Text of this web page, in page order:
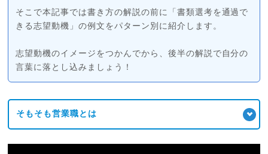
そこで本記事では書き方の解説の前に「書類選考を通過で
きる志望動機」の例文をパターン別に紹介します。
志望動機のイメージをつかんでから、後半の解説で自分の
言葉に落とし込みましょう！
そもそも営業職とは